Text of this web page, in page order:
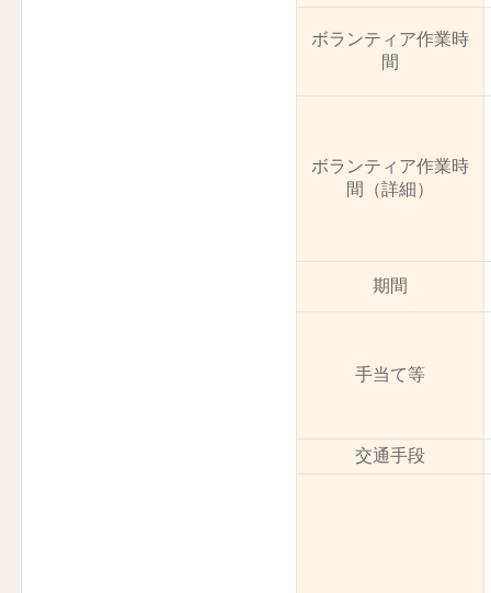
ボランティア作業時
間
ボランティア作業時
間（詳細）
期間
手当て等
交通手段